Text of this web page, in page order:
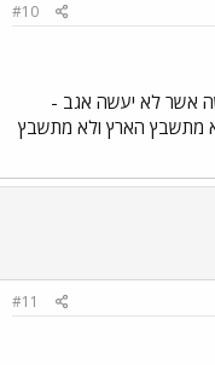
#10
אשר לא יעשה אגב -
מתשבץ הארץ ולא מתשבץ
#11